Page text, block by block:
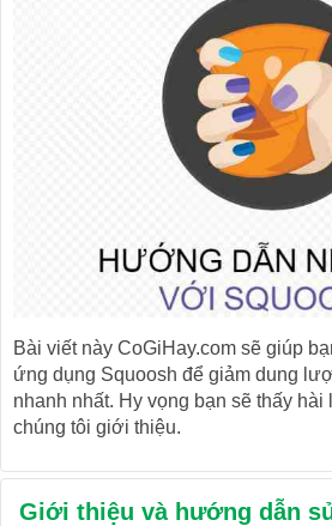
Bài viết này CoGiHay.com sẽ giúp
ứng dụng Squoosh để giảm dung
nhanh nhất. Hy vọng bạn sẽ thấy
chúng tôi giới thiệu.
Giới thiệu và hướng dẫn